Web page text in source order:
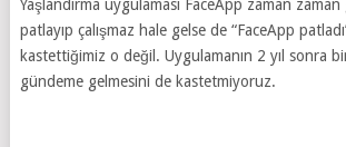
Yaşlandırma uygulaması FaceApp zaman
patlayıp çalışmaz hale gelse de “FaceApp
kastettiğimiz o değil. Uygulamanın 2 yıl sonra
gündeme gelmesini de kastetmiyoruz.